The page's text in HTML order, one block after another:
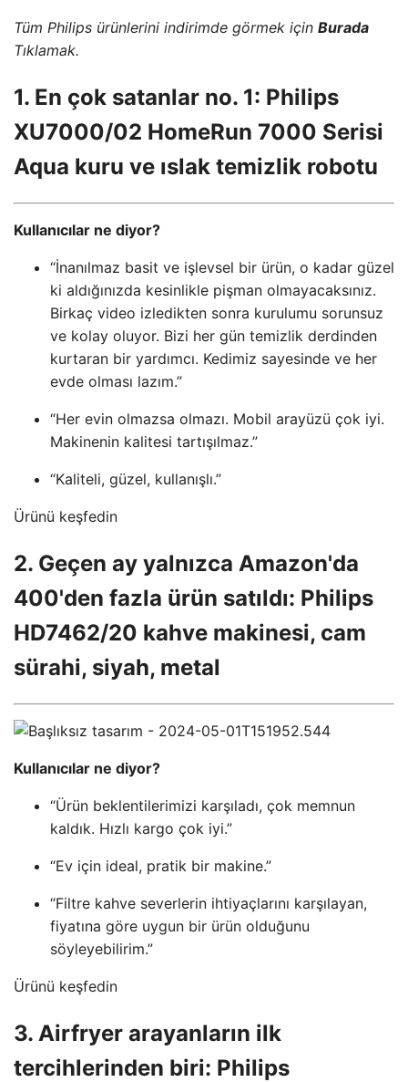
Tüm Philips ürünlerini indirimde görmek için Burada
Tıklamak.
1. En çok satanlar no. 1: Philips
XU7000/02 HomeRun 7000 Serisi
Aqua kuru ve ıslak temizlik robotu
Kullanıcılar ne diyor?
“İnanılmaz basit ve işlevsel bir ürün, o kadar güzel
ki aldığınızda kesinlikle pişman olmayacaksınız.
Birkaç video izledikten sonra kurulumu sorunsuz
ve kolay oluyor. Bizi her gün temizlik derdinden
kurtaran bir yardımcı. Kedimiz sayesinde ve her
evde olması lazım.”
“Her evin olmazsa olmazı. Mobil arayüzü çok iyi.
Makinenin kalitesi tartışılmaz.”
“Kaliteli, güzel, kullanışlı.”
Ürünü keşfedin
2. Geçen ay yalnızca Amazon'da
400'den fazla ürün satıldı: Philips
HD7462/20 kahve makinesi, cam
sürahi, siyah, metal
Kullanıcılar ne diyor?
“Ürün beklentilerimizi karşıladı, çok memnun
kaldık. Hızlı kargo çok iyi.”
“Ev için ideal, pratik bir makine.”
“Filtre kahve severlerin ihtiyaçlarını karşılayan,
fiyatına göre uygun bir ürün olduğunu
söyleyebilirim.”
Ürünü keşfedin
3. Airfryer arayanların ilk
tercihlerinden biri: Philips